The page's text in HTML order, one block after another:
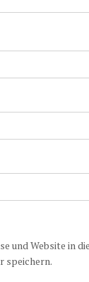
und Website in
speichern.